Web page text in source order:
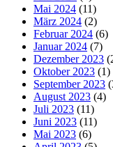
Mai 2024 (11)
März 2024 (2)
Februar 2024 (6)
Januar 2024 (7)
Dezember 2023
Oktober 2023 (1)
September 2023
August 2023 (4)
Juli 2023 (11)
Juni 2023 (11)
Mai 2023 (6)